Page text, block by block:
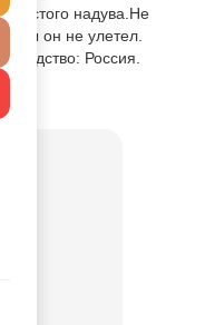
надува.Не
он не улетел.
Россия.